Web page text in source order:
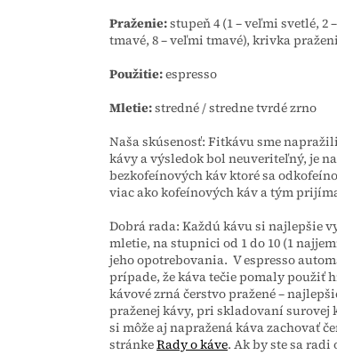
Praženie:stupeň 4 (1 – veľmi svetlé, 2
tmavé, 8 – veľmi tmavé), krivka
Použitie:espresso
Mletie:stredné / stredne tvrdé zrno
Naša skúsenosť: Fitkávu sme
kávy a výsledok bol neuveriteľný, je
bezkofeínových káv ktoré sa
viac ako kofeínových káv a tým
Dobrá rada: Každú kávu si najlepšie
mletie, na stupnici od 1 do 10 (1
jeho opotrebovania. V espresso
prípade, že káva tečie pomaly použiť
kávové zrná čerstvo pražené –
praženej kávy, pri skladovaní surovej
si môže aj napražená káva zachovať
stránkeRady o káve. Ak by ste sa